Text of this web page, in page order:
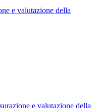
e valutazione della
e valutazione della